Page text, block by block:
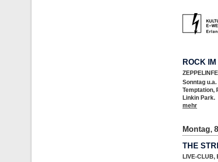
ROCK
Sonntag
Temptation,
Linkin Park.
mehr
Montag,
THE
LIVE-CLUB,